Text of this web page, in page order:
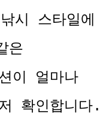
시 스타일에
은
이 얼마나
확인합니다.